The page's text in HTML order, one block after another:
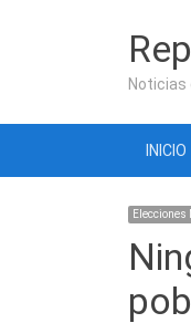
Noticias
INICIO
Elecciones